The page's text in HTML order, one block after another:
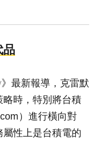
品
》最新報導，克雷默
時，特別將台積
）進行橫向對
屬性上是台積電的